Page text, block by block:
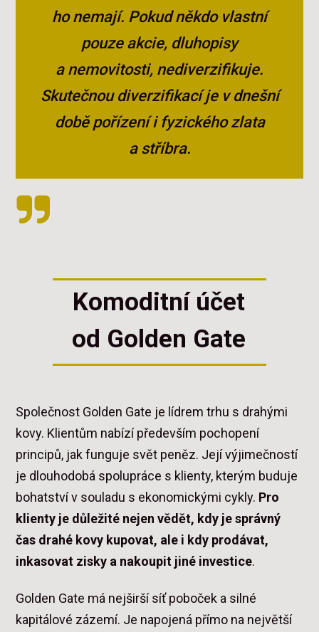
ho nemají. Pokud někdo vlastní
pouze akcie, dluhopisy
a nemovitosti, nediverzifikuje.
Skutečnou diverzifikací je v dnešní
době pořízení i fyzického zlata
a stříbra.
Komoditní účet
od Golden Gate
Společnost Golden Gate je lídrem trhu s drahými
kovy. Klientům nabízí především pochopení
principů, jak funguje svět peněz. Její výjimečností
je dlouhodobá spolupráce s klienty, kterým buduje
bohatství v souladu s ekonomickými cykly. Pro
klienty je důležité nejen vědět, kdy je správný
čas drahé kovy kupovat, ale i kdy prodávat,
inkasovat zisky a nakoupit jiné investice.
Golden Gate má nejširší síť poboček a silné
kapitálové zázemí. Je napojená přímo na největší